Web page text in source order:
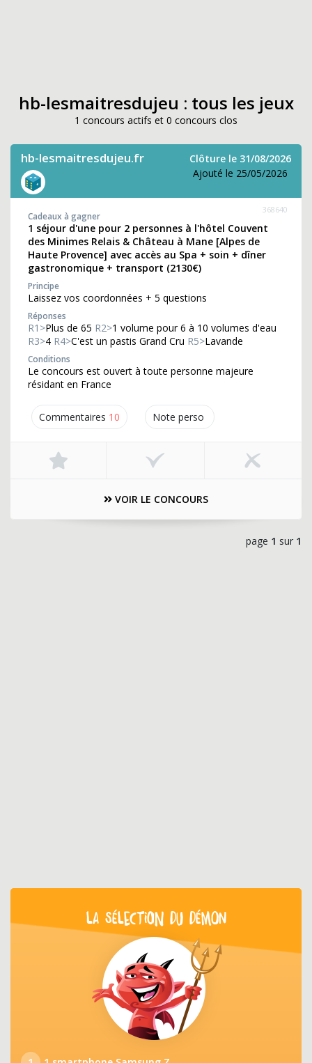
hb-lesmaitresdujeu : tous les jeux
1 concours actifs et 0 concours clos
hb-lesmaitresdujeu.fr
Clôture le 31/08/2026
Ajouté le 25/05/2026
Commentaires 10 Note perso
368640
Cadeaux à gagner
1 séjour d'une pour 2 personnes à l'hôtel Couvent
des Minimes Relais & Château à Mane [Alpes de
Haute Provence] avec accès au Spa + soin + dîner
gastronomique + transport (2130€)
Principe
Laissez vos coordonnées + 5 questions
Réponses
R1>Plus de 65 R2>1 volume pour 6 à 10 volumes d'eau
R3>4 R4>C'est un pastis Grand Cru R5>Lavande
Conditions
Le concours est ouvert à toute personne majeure
résidant en France
VOIR LE CONCOURS
page 1 sur 1
LA SÉLECTION DU DÉMON